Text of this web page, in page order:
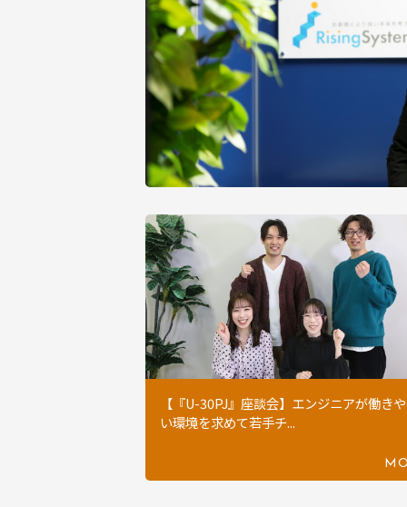
【『U-30PJ』座談会】エンジニアが働き
い環境を求めて若手チ...